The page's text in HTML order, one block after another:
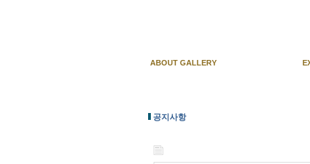
ABOUT GALLERY
공지사항